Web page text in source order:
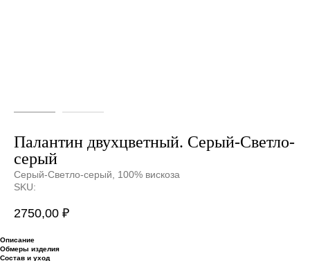
Палантин двухцветный. Серый-Светло-
серый
Серый-Светло-серый, 100% вискоза
SKU:
2750,00 ₽
Описание
Обмеры изделия
Состав и уход